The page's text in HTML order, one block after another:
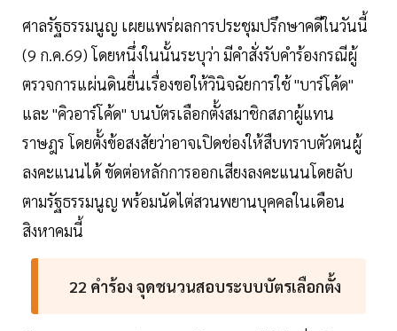
ศาลรัฐธรรมนูญ เผยแพร่ผลการประชุมปรึกษาคดีในวันนี้
(9 ก.ค.69) โดยหนึ่งในนั้นระบุว่า มีคำสั่งรับคำร้องกรณีผู้
ตรวจการแผ่นดินยื่นเรื่องขอให้วินิจฉัยการใช้ "บาร์โค้ด"
และ "คิวอาร์โค้ด" บนบัตรเลือกตั้งสมาชิกสภาผู้แทน
ราษฎร โดยตั้งข้อสงสัยว่าอาจเปิดช่องให้สืบทราบตัวตนผู้
ลงคะแนนได้ ขัดต่อหลักการออกเสียงลงคะแนนโดยลับ
ตามรัฐธรรมนูญ พร้อมนัดไต่สวนพยานบุคคลในเดือน
สิงหาคมนี้
22 คำร้อง จุดชนวนสอบระบบบัตรเลือกตั้ง